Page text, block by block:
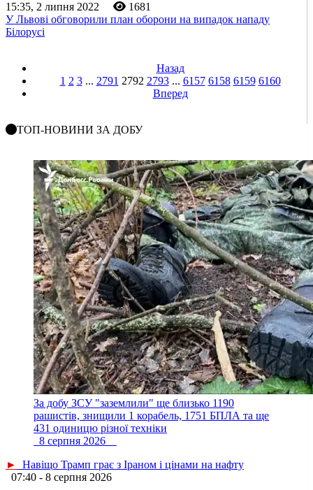
15:35, 2 липня 2022
1681
У Львові обговорили план оборони на випадок нападу
Білорусі
Назад
1 2 3 ... 2791 2792 2793 ... 6157 6158 6159 6160
Вперед
ТОП-НОВИНИ ЗА ДОБУ
За добу ЗСУ "заземлили" ще близько 1190
рашистів, знищили 1 корабель, 1751 БПЛА та ще
431 одиницю різної техніки
8 серпня 2026
►
Навіщо Трамп грає з Іраном і цінами на нафту
07:40 - 8 серпня 2026